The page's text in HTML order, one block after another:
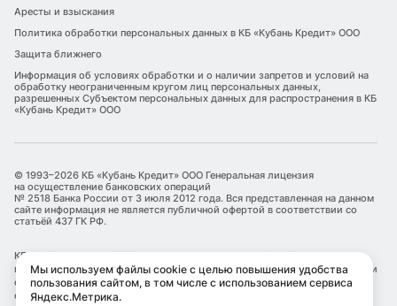
Мы используем файлы cookie с целью повышения удобства
пользования сайтом, в том числе с использованием сервиса
Яндекс.Метрика.
Аресты и взыскания
Политика обработки персональных данных в КБ «Кубань Кредит» ООО
Защита ближнего
Информация об условиях обработки и о наличии запретов и условий на
обработку неограниченным кругом лиц персональных данных,
разрешенных Субъектом персональных данных для распространения в КБ
«Кубань Кредит» ООО
© 1993–2026 КБ «Кубань Кредит» ООО Генеральная лицензия
на осуществление банковских операций
№ 2518 Банка России от 3 июля 2012 года. Вся представленная на данном
сайте информация не является публичной офертой в соответствии со
статьёй 437 ГК РФ.
КБ «Кубань Кредит» ООО является оператором по обработке
персональных данных. Информация об обработке персональных данных и
сведения о реализуемых требованиях к защите персональных данных
отражены в Политике обработки персональных данных.